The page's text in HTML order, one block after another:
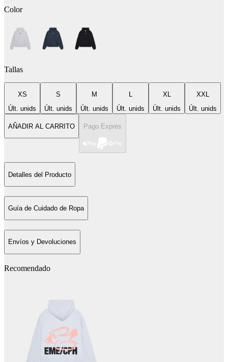
Color
Tallas
XS
Últ. unids
S
Últ. unids
M
Últ. unids
L
Últ. unids
XL
Últ. unids
XXL
Últ. unids
AÑADIR AL CARRITO Pago Exprés
Detalles del Producto
Guía de Cuidado de Ropa
Envíos y Devoluciones
Recomendado